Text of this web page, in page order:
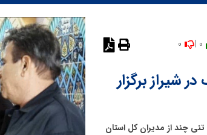
شیراز برگزار
چند از مدیران کل استان